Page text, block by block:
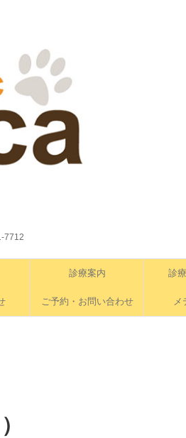
7712
診療案内 診
ご予約・お問い合わせ メ